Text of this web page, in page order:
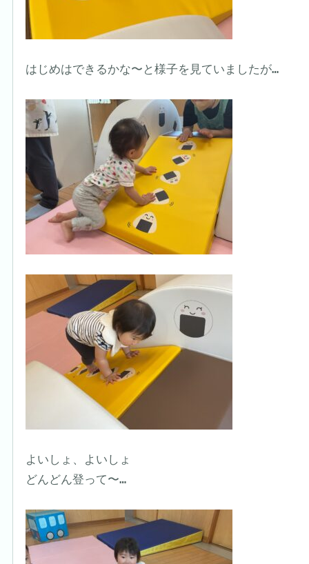
はじめはできるかな〜と様子を見ていましたが…
よいしょ、よいしょ
どんどん登って〜…